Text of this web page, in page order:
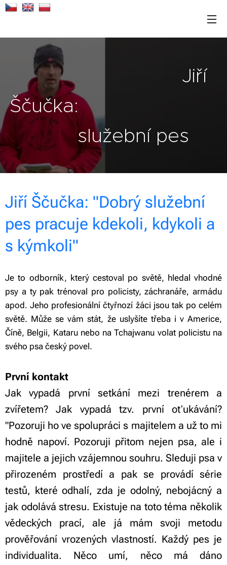
Jiří
Ščučka:
služební pes
Jiří Ščučka: "Dobrý služební
pes pracuje kdekoli, kdykoli a
s kýmkoli"
Je to odborník, který cestoval po světě, hledal vhodné
psy a ty pak trénoval pro policisty, záchranáře, armádu
apod. Jeho profesionální čtyřnozí žáci jsou tak po celém
světě. Může se vám stát, že uslyšíte třeba i v Americe,
Číně, Belgii, Kataru nebo na Tchajwanu volat policistu na
svého psa český povel.
První kontakt
Jak vypadá první setkání mezi trenérem a
zvířetem? Jak vypadá tzv. první oťukávání?
"Pozoruji ho ve spolupráci s majitelem a už to mi
hodně napoví. Pozoruji přitom nejen psa, ale i
majitele a jejich vzájemnou souhru. Sleduji psa v
přirozeném prostředí a pak se provádí série
testů, které odhalí, zda je odolný, nebojácný a
jak odolává stresu. Existuje na toto téma několik
vědeckých prací, ale já mám svoji metodu
prověřování vrozených vlastností. Každý pes je
individualita. Něco umí, něco má dáno